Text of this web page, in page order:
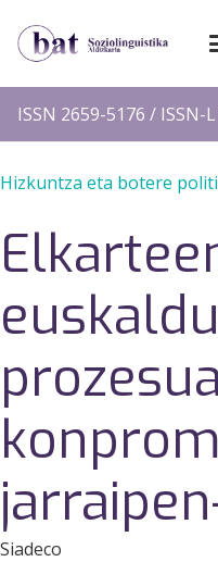
ISSN 2659-5176 / ISSN-
Hizkuntza eta botere
Siadeco